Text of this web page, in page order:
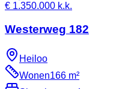
€ 1.350.000 k.k.
Westerweg 182
Heiloo
Wonen166 m²